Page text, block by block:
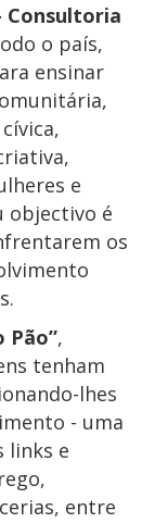
Consultoria
o país,
ensinar
e
objectivo é
os
Pão”,
tenham
lhes
- uma
links e
entre